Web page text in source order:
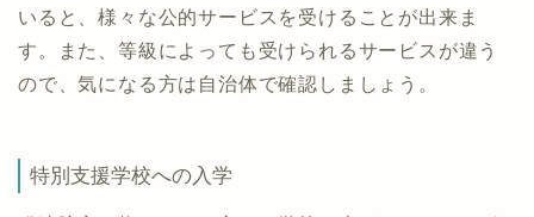
いると、様々な公的サービスを受けることが出来ま
す。また、等級によっても受けられるサービスが違う
ので、気になる方は自治体で確認しましょう。
特別支援学校への入学